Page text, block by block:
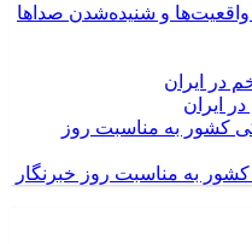
و شنیده‌شدن صداها
ایران
به مناسبت روز خبرنگار